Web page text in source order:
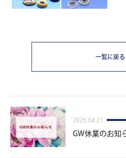
一覧に戻る
2026.04.21
GW休業のお知